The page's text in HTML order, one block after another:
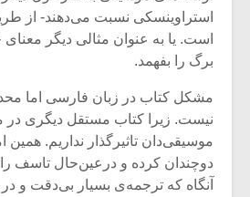
استراوینسکی نسبت می‌دهند- از
است. یا به عنوان مثالی دیگر
برگ را بفهمد.
مشکل کتاب در زبان فارسی اما
نیست. زیرا کتاب مستقل دیگری در
موسیقی‌دان تاثیرگذار نداریم. همین
دوچندان کرده و درعین‌حال تاسف
آنگاه که ترجمه‌ی بسیار بی‌دقت و